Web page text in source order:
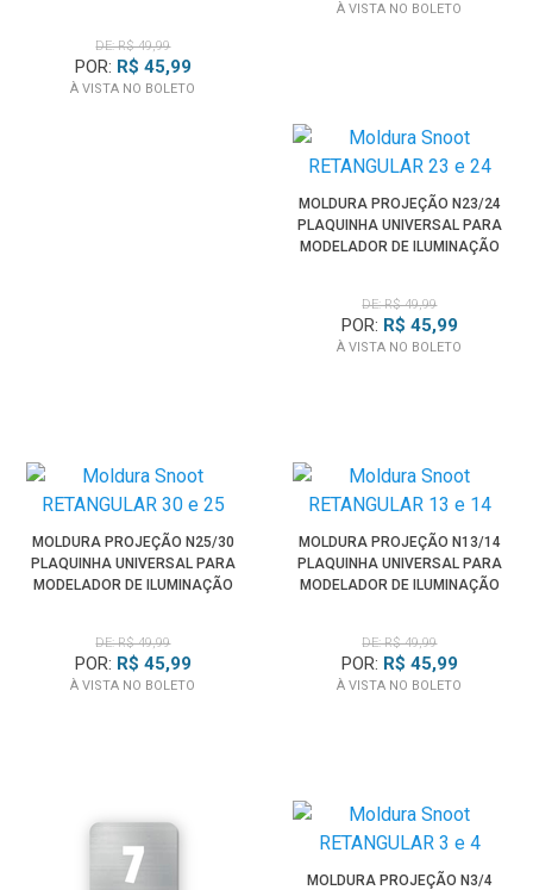
DE: R$ 49,99
POR: R$ 45,99
À VISTA NO BOLETO
À VISTA NO BOLETO
MOLDURA PROJEÇÃO N23/24
PLAQUINHA UNIVERSAL PARA
MODELADOR DE ILUMINAÇÃO
DE: R$ 49,99
POR: R$ 45,99
À VISTA NO BOLETO
MOLDURA PROJEÇÃO N25/30
PLAQUINHA UNIVERSAL PARA
MODELADOR DE ILUMINAÇÃO
DE: R$ 49,99
POR: R$ 45,99
À VISTA NO BOLETO
MOLDURA PROJEÇÃO N13/14
PLAQUINHA UNIVERSAL PARA
MODELADOR DE ILUMINAÇÃO
DE: R$ 49,99
POR: R$ 45,99
À VISTA NO BOLETO
MOLDURA PROJEÇÃO N3/4